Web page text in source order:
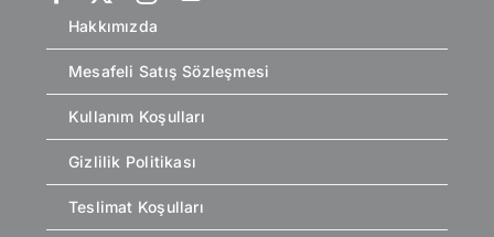
Hakkımızda
Mesafeli Satış Sözleşmesi
Kullanım Koşulları
Gizlilik Politikası
Teslimat Koşulları